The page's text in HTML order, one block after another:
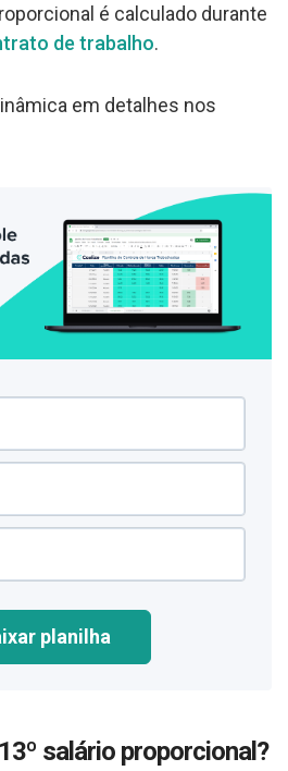
é calculado durante
de trabalho.
em detalhes nos
planilha
salário proporcional?